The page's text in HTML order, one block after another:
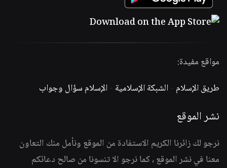
مواقع مفيدة:
طريق الإسلام -الشبكة الإسلامية -الإسلام سؤال وجواب
نشر الموقع
نرجو لك زائرنا الكريم الاستفادة من الموقع ونأمل منك التعاون
معنا في نشر الموقع ، كما نرجو الا تنسونا من صالح دعائكم